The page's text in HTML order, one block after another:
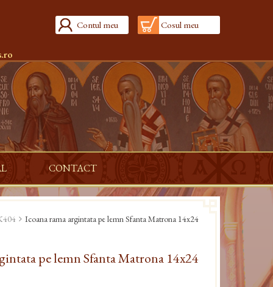
Contul meu Cosul meu
CONTACT
Icoana rama argintata pe lemn Sfanta Matrona 14x24
pe lemn Sfanta Matrona 14x24